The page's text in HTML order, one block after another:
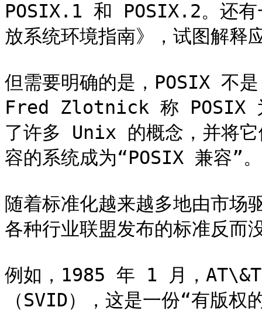
POSIX.1 和 POSIX.2。还
放系统环境指南》，试图解释
但需要明确的是，POSIX 不
Fred Zlotnick 称 POSIX
了许多 Unix 的概念，并将它
容的系统成为“POSIX 兼容”。
随着标准化越来越多地由市场
各种行业联盟发布的标准反而
例如，1985 年 1 月，
（SVID），这是一份“有版